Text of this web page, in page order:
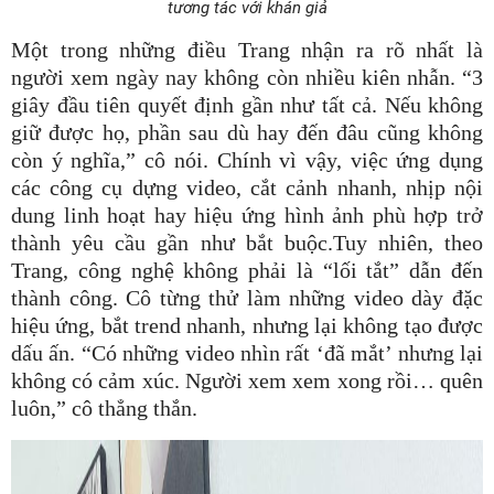
tương tác với khán giả
Một trong những điều Trang nhận ra rõ nhất là
người xem ngày nay không còn nhiều kiên nhẫn. “3
giây đầu tiên quyết định gần như tất cả. Nếu không
giữ được họ, phần sau dù hay đến đâu cũng không
còn ý nghĩa,” cô nói. Chính vì vậy, việc ứng dụng
các công cụ dựng video, cắt cảnh nhanh, nhịp nội
dung linh hoạt hay hiệu ứng hình ảnh phù hợp trở
thành yêu cầu gần như bắt buộc.Tuy nhiên, theo
Trang, công nghệ không phải là “lối tắt” dẫn đến
thành công. Cô từng thử làm những video dày đặc
hiệu ứng, bắt trend nhanh, nhưng lại không tạo được
dấu ấn. “Có những video nhìn rất ‘đã mắt’ nhưng lại
không có cảm xúc. Người xem xem xong rồi… quên
luôn,” cô thẳng thắn.